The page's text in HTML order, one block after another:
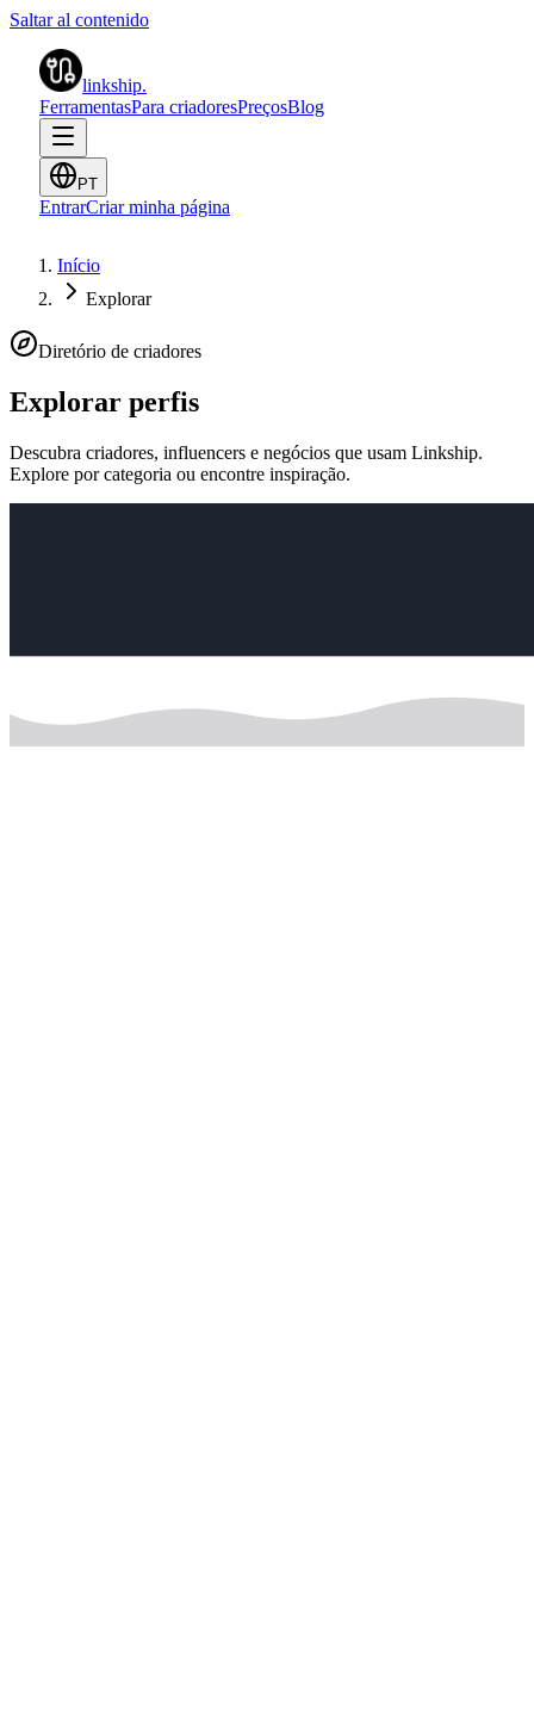
Saltar al contenido
linkship.
FerramentasPara criadoresPreçosBlog
PT
EntrarCriar minha página
Início
Explorar
Diretório de criadores
Explorar perfis
Descubra criadores, influencers e negócios que usam Linkship.
Explore por categoria ou encontre inspiração.